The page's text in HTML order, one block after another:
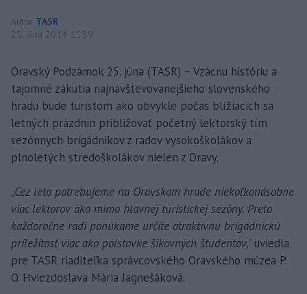
Autor TASR
25. júna 2014 15:39
Oravský Podzámok 25. júna (TASR) – Vzácnu históriu a
tajomné zákutia najnavštevovanejšieho slovenského
hradu bude turistom ako obvykle počas blížiacich sa
letných prázdnin približovať početný lektorský tím
sezónnych brigádnikov z radov vysokoškolákov a
plnoletých stredoškolákov nielen z Oravy.
„Cez leto potrebujeme na Oravskom hrade niekoľkonásobne
viac lektorov ako mimo hlavnej turistickej sezóny. Preto
každoročne radi ponúkame určite atraktívnu brigádnickú
príležitosť viac ako polstovke šikovných študentov,“ uviedla
pre TASR riaditeľka správcovského Oravského múzea P.
O. Hviezdoslava Mária Jagnešáková.